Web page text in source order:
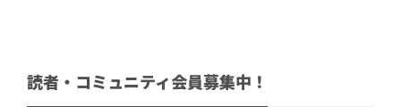
読者・コミュニティ会員募集中！